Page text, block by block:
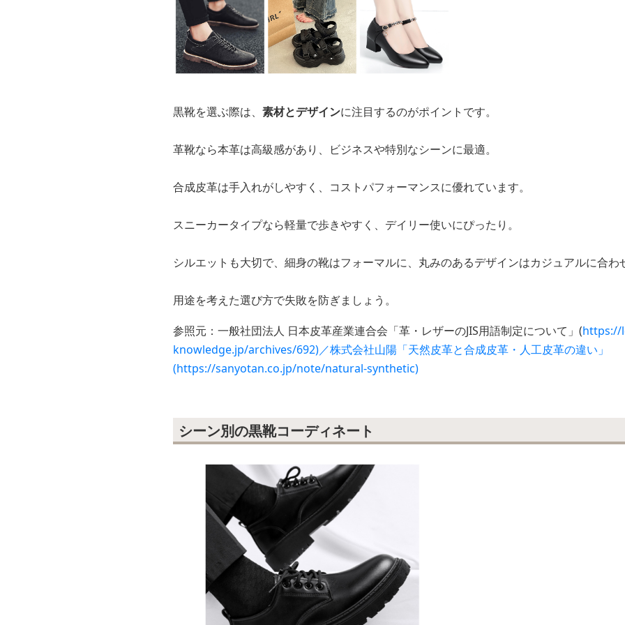
黒靴を選ぶ際は、 素材とデザインに注目するのがポイントです。
革靴なら本革は高級感があり、ビジネスや特別なシーンに最適。
合成皮革は手入れがしやすく、コストパフォーマンスに優れています。
スニーカータイプなら軽量で歩きやすく、デイリー使いにぴったり。
シルエットも大切で、細身の靴はフォーマルに、丸みのあるデザインはカジュアルに合わ
用途を考えた選び方で失敗を防ぎましょう。
参照元：一般社団法人 日本皮革産業連合会「革・レザーのJIS用語制定について」(https://
knowledge.jp/archives/692)／株式会社山陽「天然皮革と合成皮革・人工皮革の違い」
(https://sanyotan.co.jp/note/natural-synthetic)
シーン別の黒靴コーディネート